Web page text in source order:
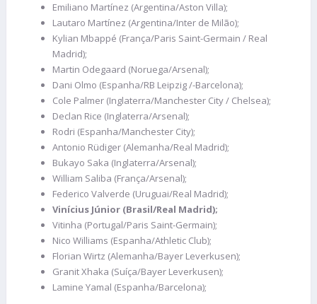
Emiliano Martínez (Argentina/Aston Villa);
Lautaro Martínez (Argentina/Inter de Milão);
Kylian Mbappé (França/Paris Saint-Germain / Real
Madrid);
Martin Odegaard (Noruega/Arsenal);
Dani Olmo (Espanha/RB Leipzig /-Barcelona);
Cole Palmer (Inglaterra/Manchester City / Chelsea);
Declan Rice (Inglaterra/Arsenal);
Rodri (Espanha/Manchester City);
Antonio Rüdiger (Alemanha/Real Madrid);
Bukayo Saka (Inglaterra/Arsenal);
William Saliba (França/Arsenal);
Federico Valverde (Uruguai/Real Madrid);
Vinícius Júnior (Brasil/Real Madrid);
Vitinha (Portugal/Paris Saint-Germain);
Nico Williams (Espanha/Athletic Club);
Florian Wirtz (Alemanha/Bayer Leverkusen);
Granit Xhaka (Suíça/Bayer Leverkusen);
Lamine Yamal (Espanha/Barcelona);